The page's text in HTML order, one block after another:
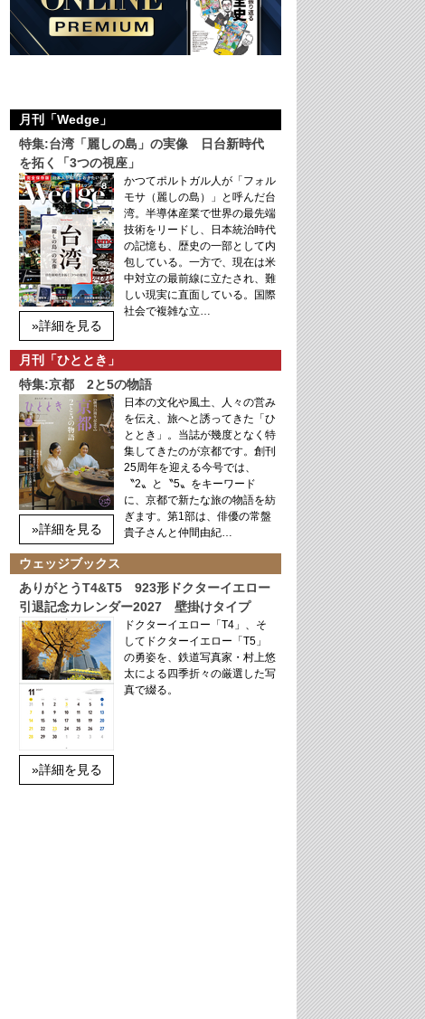
月刊「Wedge」
特集:台湾「麗しの島」の実像 日台新時代
を拓く「3つの視座」
»詳細を見る
かつてポルトガル人が「フォル
モサ（麗しの島）」と呼んだ台
湾。半導体産業で世界の最先端
技術をリードし、日本統治時代
の記憶も、歴史の一部として内
包している。一方で、現在は米
中対立の最前線に立たされ、難
しい現実に直面している。国際
社会で複雑な立…
月刊「ひととき」
特集:京都 2と5の物語
»詳細を見る
日本の文化や風土、人々の営み
を伝え、旅へと誘ってきた「ひ
ととき」。当誌が幾度となく特
集してきたのが京都です。創刊
25周年を迎える今号では、
〝2〟と〝5〟をキーワード
に、京都で新たな旅の物語を紡
ぎます。第1部は、俳優の常盤
貴子さんと仲間由紀…
ウェッジブックス
ありがとうT4&T5 923形ドクターイエロー
引退記念カレンダー2027 壁掛けタイプ
»詳細を見る
ドクターイエロー「T4」、そ
してドクターイエロー「T5」
の勇姿を、鉄道写真家・村上悠
太による四季折々の厳選した写
真で綴る。